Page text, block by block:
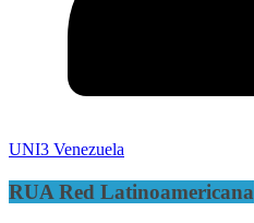
UNI3 Venezuela
RUA Red Latinoamericana